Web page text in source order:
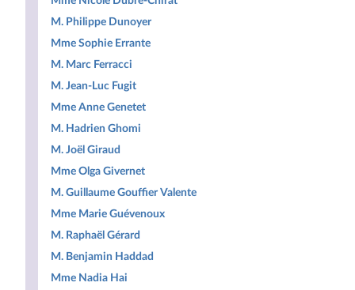
M. Philippe Dunoyer
Mme Sophie Errante
M. Marc Ferracci
M. Jean-Luc Fugit
Mme Anne Genetet
M. Hadrien Ghomi
M. Joël Giraud
Mme Olga Givernet
M. Guillaume Gouffier Valente
Mme Marie Guévenoux
M. Raphaël Gérard
M. Benjamin Haddad
Mme Nadia Hai